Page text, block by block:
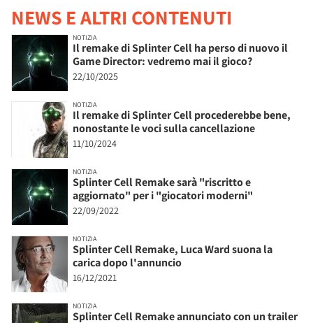
NEWS E ALTRI CONTENUTI
NOTIZIA
Il remake di Splinter Cell ha perso di nuovo il
Game Director: vedremo mai il gioco?
22/10/2025
NOTIZIA
Il remake di Splinter Cell procederebbe bene,
nonostante le voci sulla cancellazione
11/10/2024
NOTIZIA
Splinter Cell Remake sarà "riscritto e
aggiornato" per i "giocatori moderni"
22/09/2022
NOTIZIA
Splinter Cell Remake, Luca Ward suona la
carica dopo l'annuncio
16/12/2021
NOTIZIA
Splinter Cell Remake annunciato con un trailer